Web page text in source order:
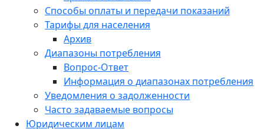
Способы оплаты и передачи показаний
Тарифы для населения
Архив
Диапазоны потребления
Вопрос-Ответ
Информация о диапазонах потребления
Уведомления о задолженности
Часто задаваемые вопросы
Юридическим лицам